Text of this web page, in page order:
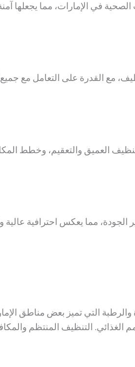
في الإمارات، مما يجعلها آمنة
مع القدرة على التعامل مع جميع
العميق والتعقيم، وخطط
مما يعكس احترافية عالية
التي تميز بعض مناطق
الغذائي. التنظيف المنتظم